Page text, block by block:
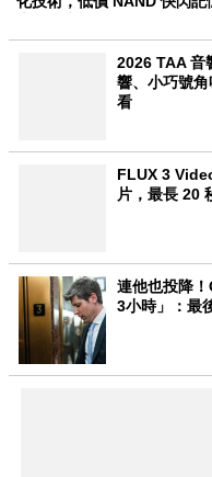
2026 TAA 音
響、小巧號
看
FLUX 3
片，最長 20
連他也投降
3小時」：最